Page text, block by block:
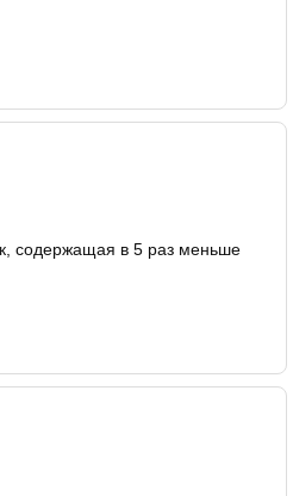
содержащая в 5 раз меньше